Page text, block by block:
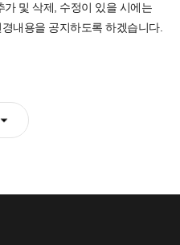
객님
래의 버튼을 선택해
및 삭제, 수정이 있을 시에는
내용을 공지하도록 하겠습니다.